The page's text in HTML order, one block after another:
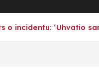
o incidentu: ‘Uhvatio